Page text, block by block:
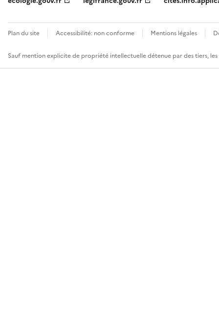
Plan du site Accessibilité: non conforme Mentions légales
Sauf mention explicite de propriété intellectuelle détenue par des tiers,